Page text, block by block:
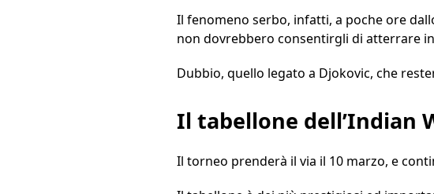
Il fenomeno serbo, infatti, a poche ore
non dovrebbero consentirgli di atterrare
Dubbio, quello legato a Djokovic, che
Il tabellone dell’Indian
Il torneo prenderà il via il 10 marzo, e